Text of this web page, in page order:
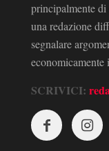
principalmente di
una redazione
segnalare
economicamente
SCRIVICI: